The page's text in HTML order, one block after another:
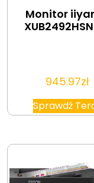
Monitor
945.97zł
Sprawdź